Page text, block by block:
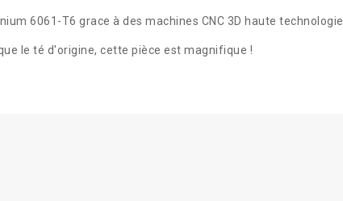
6061-T6 grace à des machines CNC 3D haute technologie
le té d'origine, cette pièce est magnifique !